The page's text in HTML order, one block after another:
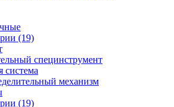
(19)
специнструмент
система
механизм
(19)